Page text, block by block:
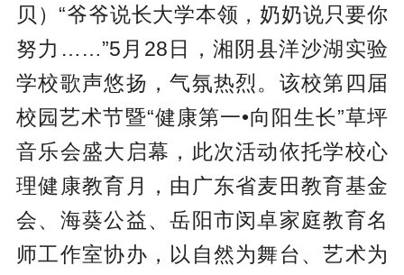
贝）“爷爷说长大学本领，奶奶说只要你
努力……”5月28日，湘阴县洋沙湖实验
学校歌声悠扬，气氛热烈。该校第四届
校园艺术节暨“健康第一•向阳生长”草坪
音乐会盛大启幕，此次活动依托学校心
理健康教育月，由广东省麦田教育基金
会、海葵公益、岳阳市闵卓家庭教育名
师工作室协办，以自然为舞台、艺术为